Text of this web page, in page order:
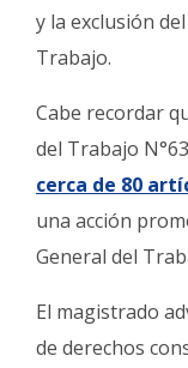
y la exclusión
Trabajo.
Cabe recordar
del Trabajo
cerca de 80
una acción
General del
El magistrado
de derechos